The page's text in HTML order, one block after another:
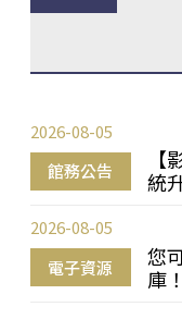
館務公告
統
2026-08-05
電子資源
您
庫！
2026-08-05